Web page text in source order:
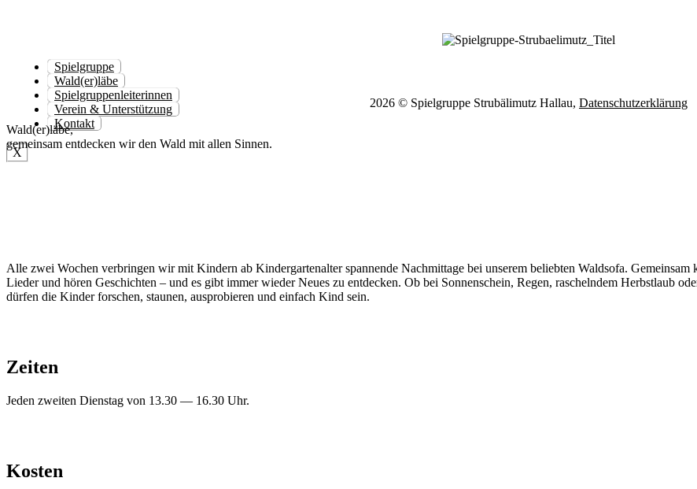
Spielgruppe
Wald(er)läbe
Spielgruppenleiterinnen
Verein & Unterstützung
Kontakt
X
2026 © Spielgruppe Strubälimutz Hallau, Datenschutzerklärung
Wald(er)läbe,
gemein­sam ent­decken wir den Wald mit allen Sin­nen.
Alle zwei Wochen ver­brin­gen wir mit Kin­dern ab Kin­der­gar­ten­al­ter span­nen­de Nach­mit­ta­ge bei unse­rem belieb­ten Wald­so­fa. Gemein­sam
Lie­der und hören Geschich­ten – und es gibt immer wie­der Neu­es zu ent­decken. Ob bei Son­nen­schein, Regen, rascheln­dem Herbst­laub
dür­fen die Kin­der for­schen, stau­nen, aus­pro­bie­ren und ein­fach Kind sein.
Zeiten
Jeden zwei­ten Diens­tag von 13.30 — 16.30 Uhr.
Kosten